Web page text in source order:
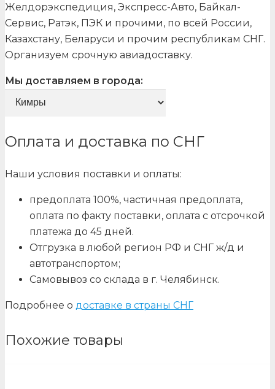
Желдорэкспедиция, Экспресс-Авто, Байкал-
Сервис, Ратэк, ПЭК и прочими, по всей России,
Казахстану, Беларуси и прочим республикам СНГ.
Организуем срочную авиадоставку.
Мы доставляем в города:
Оплата и доставка по СНГ
Наши условия поставки и оплаты:
предоплата 100%, частичная предоплата,
оплата по факту поставки, оплата с отсрочкой
платежа до 45 дней.
Отгрузка в любой регион РФ и СНГ ж/д и
автотранспортом;
Самовывоз со склада в г. Челябинск.
Подробнее о доставке в страны СНГ
Похожие товары